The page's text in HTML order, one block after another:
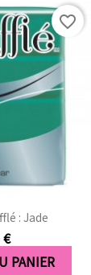
: Jade
PANIER
rapide
favorite_border